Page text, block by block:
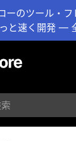
ーのツール・
と速く開発 —